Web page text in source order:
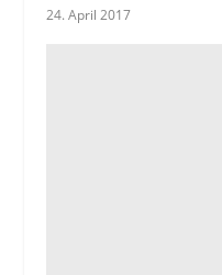
24. April 2017